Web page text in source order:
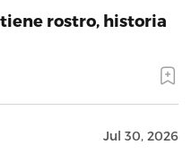
rostro, historia
Jul 30, 2026